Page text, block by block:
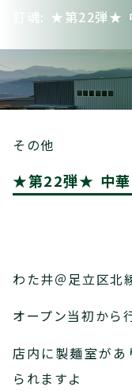
釘魂: ★第22弾★
その他
★第22弾★ 中華
わた井＠足立区北
オープン当初から
店内に製麺室が
られますよ